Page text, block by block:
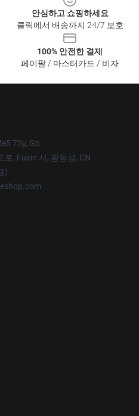
안심하고 쇼핑하세요
클릭에서 배송까지 24/7 보호
100% 안전한 결제
페이팔 / 마스터카드 / 비자
7Sy, Gb
로, Fuxin 시, 광동성, CN
)